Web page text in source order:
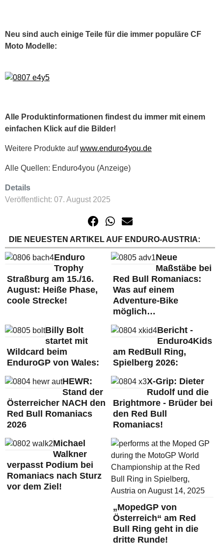
Neu sind auch einige Teile für die immer populäre CF
Moto Modelle:
Alle Produktinformationen findest du immer mit einem
einfachen Klick auf die Bilder!
Weitere Produkte aufwww.enduro4you.de
Alle Quellen: Enduro4you (Anzeige)
Details
Veröffentlicht: 07. August 2025
DIE NEUESTEN ARTIKEL AUF ENDURO-AUSTRIA:
Enduro
Trophy
Straßburg am 15./16.
August: Heiße Phase,
coole Strecke!
Neue
Maßstäbe bei
Red Bull Romaniacs:
Was auf einem
Adventure-Bike
möglich…
Billy Bolt
startet mit
Wildcard beim
EnduroGP von Wales:
Bericht -
Enduro4Kids
am RedBull Ring,
Spielberg 2026:
HEWR:
Stand der
Österreicher NACH den
Red Bull Romaniacs
2026
X-Grip: Dieter
Rudolf und die
Brightmore - Brüder bei
den Red Bull
Romaniacs!
Michael
Walkner
verpasst Podium bei
Romaniacs nach Sturz
vor dem Ziel!
„MopedGP von
Österreich“ am Red
Bull Ring geht in die
dritte Runde!